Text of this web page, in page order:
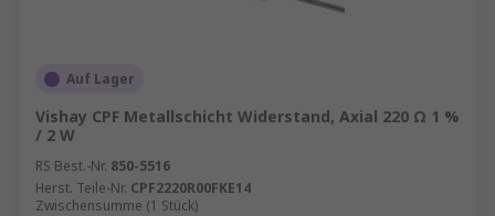
Auf Lager
Vishay CPF Metallschicht Widerstand, Axial 220 Ω 1 %
/ 2 W
RS Best.-Nr. 850-5516
Herst. Teile-Nr. CPF2220R00FKE14
Zwischensumme (1 Stück)